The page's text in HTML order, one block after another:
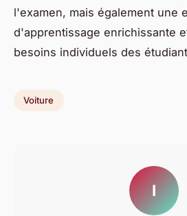
l'examen, mais également une
d'apprentissage enrichissante
besoins individuels des
Voiture
I